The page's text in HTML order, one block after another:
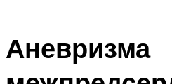
Аневризма